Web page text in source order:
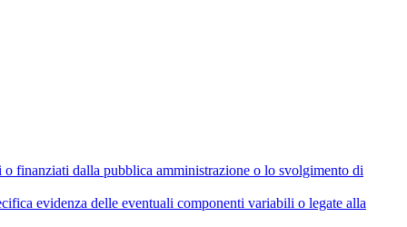
finanziati dalla pubblica amministrazione o lo svolgimento di
evidenza delle eventuali componenti variabili o legate alla